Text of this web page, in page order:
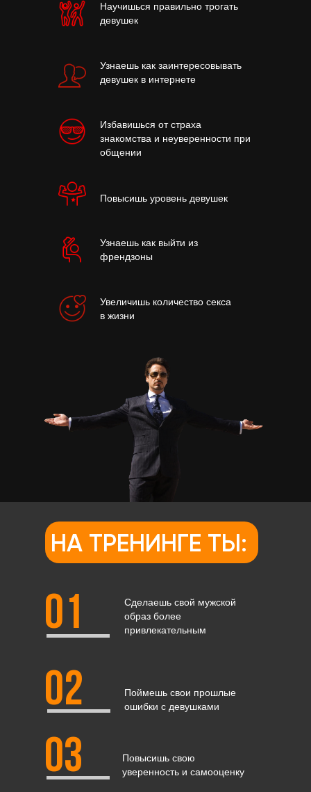
Научишься правильно трогать
девушек
Узнаешь как заинтересовывать
девушек в интернете
Избавишься от страха
знакомства и неуверенности при
общении
Повысишь уровень девушек
Увеличишь количество секса
в жизни
Узнаешь как выйти из
френдзоны
03
02
Сделаешь свой мужской
образ более
привлекательным
Поймешь свои прошлые
ошибки с девушками
Повысишь свою
уверенность и самооценку
01
НА ТРЕНИНГЕ ТЫ: